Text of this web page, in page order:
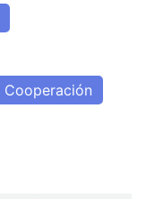
Cooperación